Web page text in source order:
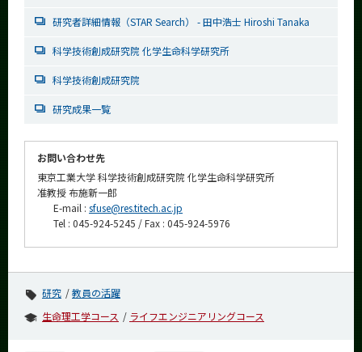
研究者詳細情報（STAR Search） - 田中浩士 Hiroshi Tanaka
科学技術創成研究院 化学生命科学研究所
科学技術創成研究院
研究成果一覧
お問い合わせ先
東京工業大学 科学技術創成研究院 化学生命科学研究所
准教授 布施新一郎
E-mail : sfuse@res.titech.ac.jp
Tel : 045-924-5245 / Fax : 045-924-5976
研究
教員の活躍
生命理工学コース
ライフエンジニアリングコース